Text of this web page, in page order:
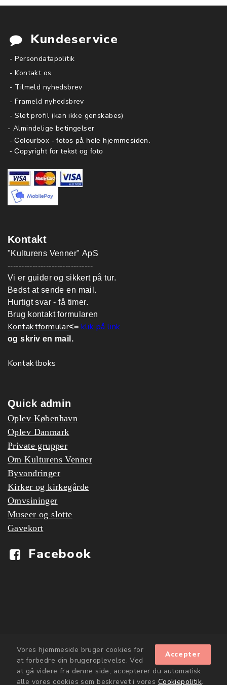
Kundeservice
- Persondatapolitik
- Kontakt os
- Tilmeld nyhedsbrev
- Frameld nyhedsbrev
- Slet profil (kan ikke genskabes)
- Almindelige betingelser
- Colourbox - fotos på hele hjemmesiden.
- Copyright for tekst og foto
Kontakt
"Kulturens Venner" ApS
-------------------------------
Vi er guider og sikkert på tur.
Bedst at sende en mail.
Hurtigt svar - få timer.
Brug kontakt formularen
Kontaktformular<= klik på link
og skriv en mail.
Kontaktboks
Quick admin
Oplev København
Oplev Danmark
Private grupper
Om Kulturens Venner
Byvandringer
Kirker og kirkegårde
Omvsininger
Museer og slotte
Gavekort
Facebook
Accepter
Vores hjemmeside bruger cookies for
at forbedre din brugeroplevelse. Ved
at gå videre fra denne side, accepterer du automatisk
alle vores cookies som beskrevet i vores Cookiepolitik.